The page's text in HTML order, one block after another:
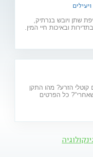
שתן ויובש בנרתיק,
ובאיכות חיי המין.
קוטלי הזרע? מהו התקן
כל הפרטים